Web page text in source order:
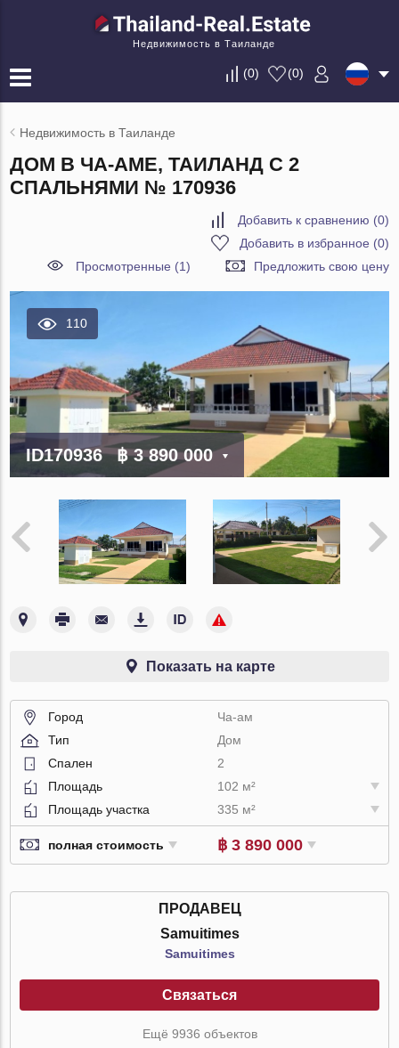
Недвижимость в Таиланде
(0) (0)
Недвижимость в Таиланде
ДОМ В ЧА-АМЕ, ТАИЛАНД С 2
СПАЛЬНЯМИ № 170936
Добавить к сравнению (0)
Добавить в избранное (0)
Просмотренные (1)
Предложить свою цену
110
ID170936 ฿ 3 890 000
Показать на карте
Город
Ча-ам
Тип
Дом
Спален
2
Площадь
102 м²
Площадь участка
335 м²
полная стоимость ฿ 3 890 000
ПРОДАВЕЦ
Samuitimes
Samuitimes
Связаться
Ещё 9936 объектов